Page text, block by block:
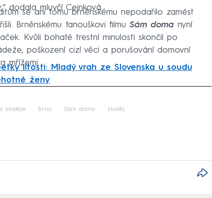
dodala mluvčí Cejnková.
se ani tomu brněnskému nepodařilo zamést
Brněnskému fanouškovi filmu Sám doma nyní
Kvůli bohaté trestní minulosti skončil po
poškození cizí věci a porušování domovní
mřížemi.
lítosti: Mladý vrah ze Slovenska u soudu
ženy
zloděje Brno Sám doma zloděj